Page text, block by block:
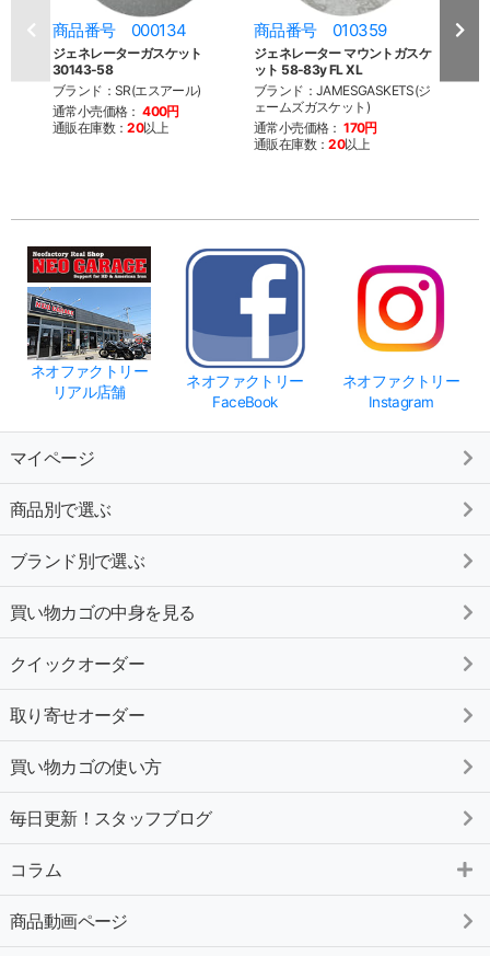
商品番号 000134
ジェネレーターガスケット
30143-58
ブランド：SR(エスアール)
通常小売価格： 400円
通販在庫数：20以上
商品番号 010359
ジェネレーター マウントガスケ
ット 58-83y FL XL
ブランド：JAMESGASKETS(ジ
ェームズガスケット)
通常小売価格： 170円
通販在庫数：20以上
商
ネオファクトリー
リアル店舗
ネオファクトリー
FaceBook
ネオファクトリー
Instagram
マイページ
商品別で選ぶ
ブランド別で選ぶ
買い物カゴの中身を見る
クイックオーダー
取り寄せオーダー
買い物カゴの使い方
毎日更新！スタッフブログ
コラム
商品動画ページ